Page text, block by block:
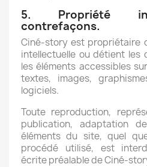
5. Propriété
contrefaçons.
Ciné-story est propriétaire
intellectuelle ou détient les
les éléments accessibles
textes, images,
logiciels.
Toute reproduction,
publication, adaptation
éléments du site, quel
procédé utilisé, est
écrite préalable de Ciné-